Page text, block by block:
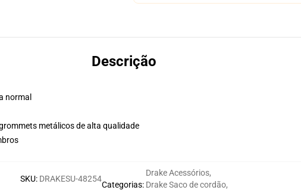
Descrição
normal
metálicos de alta qualidade
SKU: DRAKESU-48254
Categorias:
Drake Acessórios,
Drake Saco de cordão,